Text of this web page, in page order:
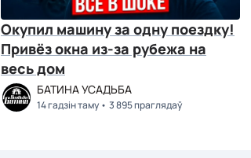
Окупил машину за одну поездку!
Привёз окна из-за рубежа на
весь дом
БАТИНА УСАДЬБА
14 гадзін таму 3 895 праглядаў